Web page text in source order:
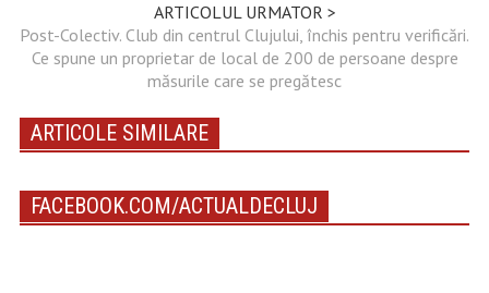
ARTICOLUL URMATOR >
Post-Colectiv. Club din centrul Clujului, închis pentru verificări.
Ce spune un proprietar de local de 200 de persoane despre
măsurile care se pregătesc
ARTICOLE SIMILARE
FACEBOOK.COM/ACTUALDECLUJ